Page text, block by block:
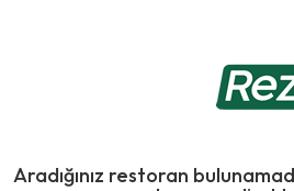
Aradığınız restoran